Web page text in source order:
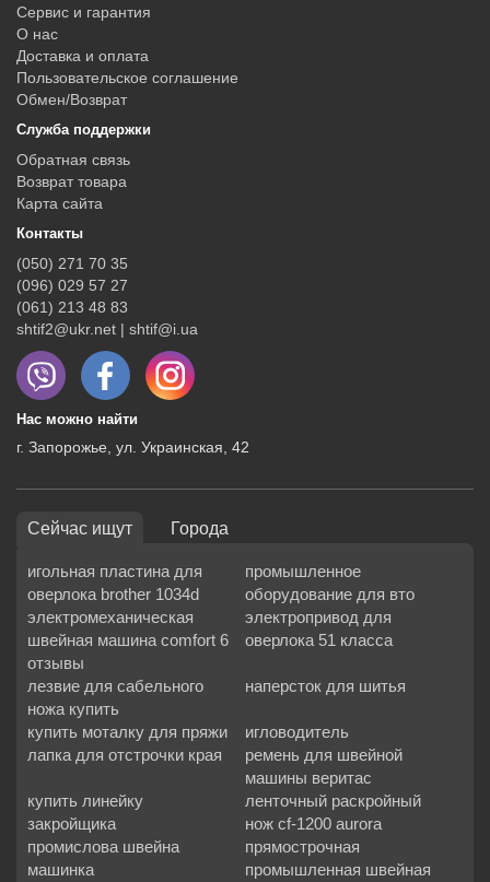
Сервис и гарантия
О нас
Доставка и оплата
Пользовательское соглашение
Обмен/Возврат
Служба поддержки
Обратная связь
Возврат товара
Карта сайта
Контакты
(050) 271 70 35
(096) 029 57 27
(061) 213 48 83
shtif2@ukr.net | shtif@i.ua
Нас можно найти
г. Запорожье, ул. Украинская, 42
Сейчас ищут Города
игольная пластина для
оверлока brother 1034d
промышленное
оборудование для вто
электромеханическая
швейная машина comfort 6
отзывы
электропривод для
оверлока 51 класса
лезвие для сабельного
ножа купить
наперсток для шитья
купить моталку для пряжи
игловодитель
лапка для отстрочки края
ремень для швейной
машины веритас
купить линейку
закройщика
ленточный раскройный
нож cf-1200 aurora
промислова швейна
машинка
прямострочная
промышленная швейная